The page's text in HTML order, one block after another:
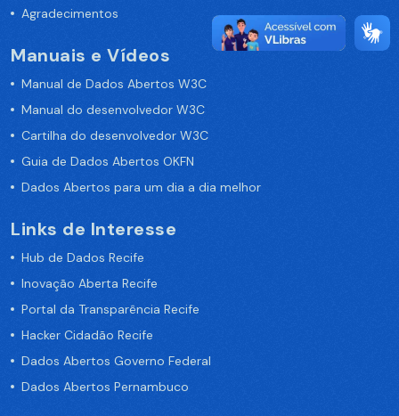
Agradecimentos
Manuais e Vídeos
Manual de Dados Abertos W3C
Manual do desenvolvedor W3C
Cartilha do desenvolvedor W3C
Guia de Dados Abertos OKFN
Dados Abertos para um dia a dia melhor
Links de Interesse
Hub de Dados Recife
Inovação Aberta Recife
Portal da Transparência Recife
Hacker Cidadão Recife
Dados Abertos Governo Federal
Dados Abertos Pernambuco